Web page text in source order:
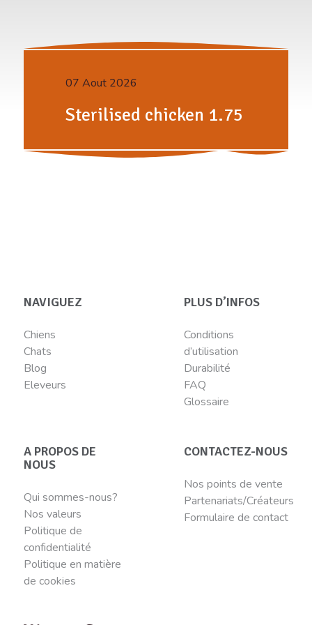
07 Aout 2026
Sterilised chicken 1.75
NAVIGUEZ
Chiens
Chats
Blog
Eleveurs
PLUS D’INFOS
Conditions
d’utilisation
Durabilité
FAQ
Glossaire
A PROPOS DE
NOUS
Qui sommes-nous?
Nos valeurs
Politique de
confidentialité
Politique en matière
de cookies
CONTACTEZ-NOUS
Nos points de vente
Partenariats/Créateurs
Formulaire de contact